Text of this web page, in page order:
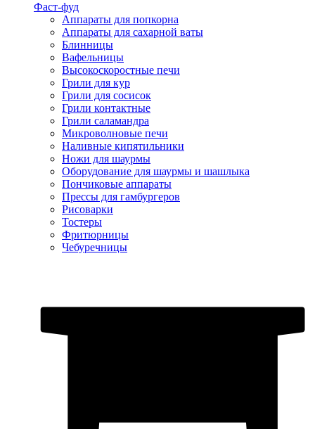
Фаст-фуд
Аппараты для попкорна
Аппараты для сахарной ваты
Блинницы
Вафельницы
Высокоскоростные печи
Грили для кур
Грили для сосисок
Грили контактные
Грили саламандра
Микроволновые печи
Наливные кипятильники
Ножи для шаурмы
Оборудование для шаурмы и шашлыка
Пончиковые аппараты
Прессы для гамбургеров
Рисоварки
Тостеры
Фритюрницы
Чебуречницы